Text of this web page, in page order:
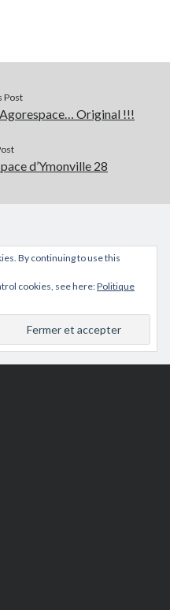
Post
Agorespace… Original !!!
d’Ymonville 28
By continuing to use this
cookies, see here:Politique